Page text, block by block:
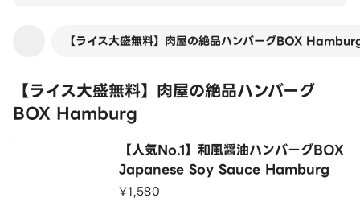
【ライス大盛無料】肉屋の絶品ハンバーグBOX
【ライス大盛無料】肉屋の絶品ハンバーグ
BOX Hamburg
【人気No.1】和風醤油ハンバーグBOX
Japanese Soy Sauce Hamburg
¥1,580